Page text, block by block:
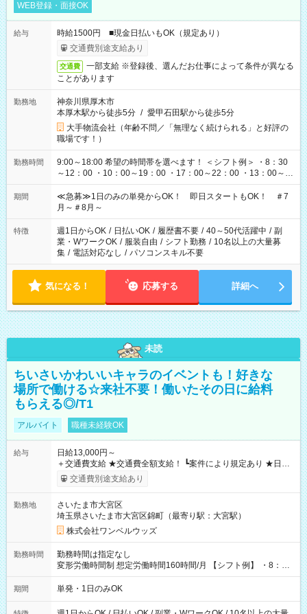
WEB登録・面接OK
給与
時給1500円 ■現金日払いもOK（規定あり）
交通費別途支給あり
交通費
一部支給 ※登録後、選んだお仕事によって条件が異なる
ことがあります
勤務地
神奈川県厚木市
本厚木駅から徒歩5分 / 愛甲石田駅から徒歩5分
大手物流会社（年齢不問／「無理なく続けられる」と好評の
職場です！）
勤務時間
9:00～18:00 希望の時間帯を選べます！ ＜シフト例＞ ・8：30
～12：00 ・10：00～19：00 ・17：00～22：00 ・13：00～
22：00 ・22：00～翌6：00 など
期間
≪急募≫1日のみの単発からOK！ 即日スタートもOK！ ＃7
月～＃8月～
特徴 週1日からOK / 日払いOK / 履歴書不要 / 40～50代活躍中 / 副
業・WワークOK / 服装自由 / シフト勤務 / 10名以上の大量募
集 / 電話対応なし / パソコンスキル不要
気になる！ 応募する 詳細へ
未読
ちいさいかわいいキャラのイベントも！好きな
場所で働ける☆来社不要！働いたその日に給料
もらえる◎/T1
アルバイト 職種未経験OK
給与
日給13,000円～
＋交通費支給 ★交通費全額支給！ ┗案件により規定あり ★日払
いOK！（規定あり） ┗働いたその日に現金GET♪ お仕事後はコ
ンビニATMから 日払い分を引き落とせます！ 【試用期間】試
交通費別途支給あり
勤務地
さいたま市大宮区
埼玉県さいたま市大宮区錦町（最寄り駅：大宮駅）
株式会社ワンベルウッズ
勤務時間
勤務時間は指定なし
変形労働時間制 想定労働時間160時間/月 【シフト例】 ・8：00
～21：00
期間 単発・1日のみOK